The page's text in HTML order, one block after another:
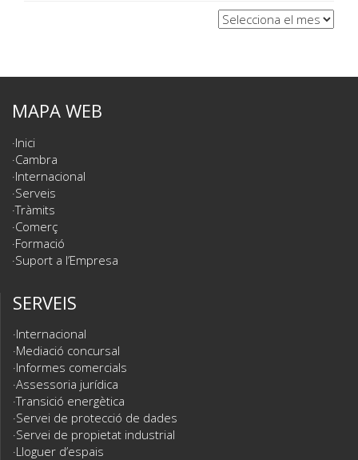
Arxius
MAPA WEB
Inici
Cambra
Internacional
Serveis
Tràmits
Comerç
Formació
Suport a l’Empresa
SERVEIS
Internacional
Mediació concursal
Informes comercials
Assessoria jurídica
Transició energètica
Servei de protecció de dades
Servei de propietat industrial
Lloguer d’espais